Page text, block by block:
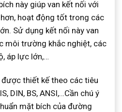
này giúp van kết nối với
hoạt động tốt trong các
Sử dụng kết nối này van
môi trường khắc nghiệt, các
áp lực lớn,…
thiết kế theo các tiêu
DIN, BS, ANSI,…Cần chú ý
mặt bích của đường